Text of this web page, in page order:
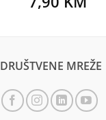
DRUŠTVENE MREŽE